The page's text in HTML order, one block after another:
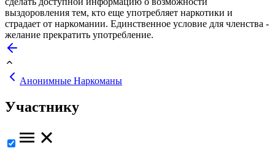
выздоровления тем, кто еще употребляет наркотики и
страдает от наркомании. Единственное условие для членства -
желание прекратить употребление.
Анонимные Наркоманы
Участнику